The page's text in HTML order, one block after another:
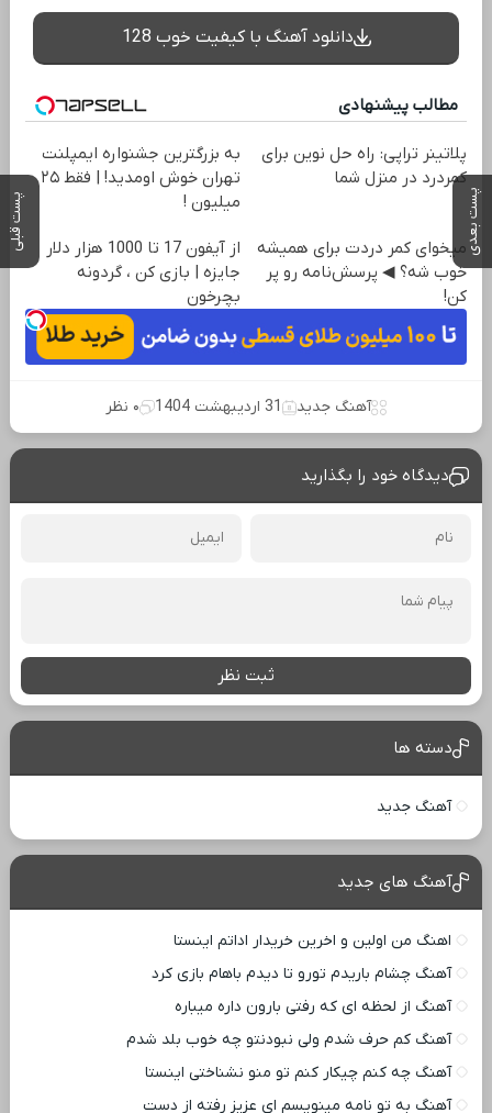
پست بعدی پست قبلی
دانلود آهنگ با کیفیت خوب 128
مطالب پیشنهادی
پلاتینر تراپی: راه حل نوین برای
کمردرد در منزل شما
به بزرگترین جشنواره ایمپلنت
تهران خوش اومدید! | فقط ۲۵
میلیون !
میخوای کمر دردت برای همیشه
خوب شه؟ ◀ پرسش‌نامه رو پر
کن!
از آیفون 17 تا 1000 هزار دلار
جایزه | بازی کن ، گردونه
بچرخون
آهنگ جدید 31 اردیبهشت 1404 ۰ نظر
دیدگاه خود را بگذارید
ثبت نظر
دسته ها
آهنگ جدید
آهنگ های جدید
اهنگ من اولین و اخرین خریدار اداتم اینستا
آهنگ چشام باریدم تورو تا دیدم باهام بازی کرد
آهنگ از لحظه ای که رفتی بارون داره میباره
آهنگ کم حرف شدم ولی نبودنتو چه خوب بلد شدم
آهنگ چه کنم چیکار کنم تو منو نشناختی اینستا
آهنگ به تو نامه مینویسم ای عزیز رفته از دست